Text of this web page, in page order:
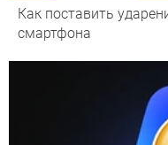
Как поставить
смартфона